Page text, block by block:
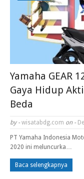
Yamaha GEAR
Gaya Hidup
Beda
by - wisatabdg.com on -
PT Yamaha Indonesia
2020 ini meluncurka…
Baca selengkapnya